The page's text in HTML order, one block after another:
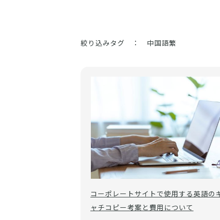
絞り込みタグ ： 中国語繁
コーポレートサイトで使用する英語の
ャチコピー考案と費用について